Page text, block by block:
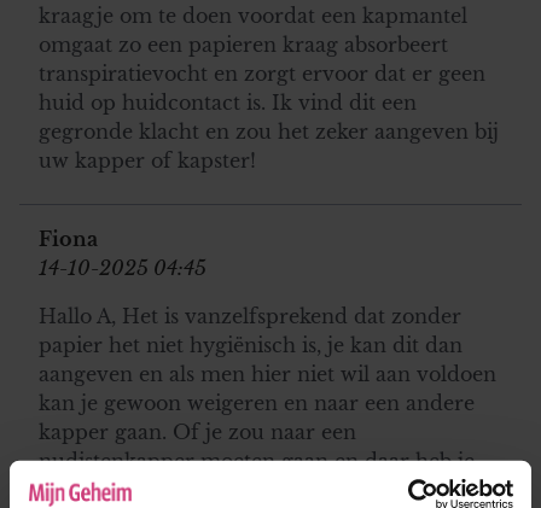
kraagje om te doen voordat een kapmantel
omgaat zo een papieren kraag absorbeert
transpiratievocht en zorgt ervoor dat er geen
huid op huidcontact is. Ik vind dit een
gegronde klacht en zou het zeker aangeven bij
uw kapper of kapster!
Fiona
14-10-2025 04:45
Hallo A, Het is vanzelfsprekend dat zonder
papier het niet hygiënisch is, je kan dit dan
aangeven en als men hier niet wil aan voldoen
kan je gewoon weigeren en naar een andere
kapper gaan. Of je zou naar een
nudistenkapper moeten gaan en daar heb je
dan zowel papier als kapmantel niet nodig,